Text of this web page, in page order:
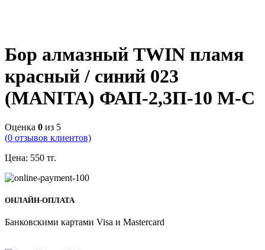
Бор алмазный TWIN пламя
красный / синий 023
(MANITA) ФАП-2,3П-10 М-С
Оценка 0 из 5
(0 отзывов клиентов)
Цена: 550 тг.
ОНЛАЙН-ОПЛАТА
Банковскими картами Visa и Mastercard